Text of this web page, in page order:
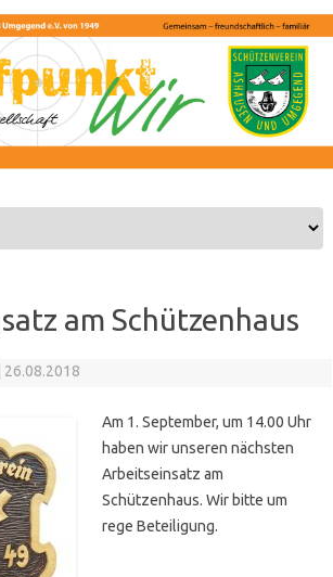
Skip to content
am Schützenhaus
26.08.2018
Am 1. September, um 14.00 Uhr
haben wir unseren nächsten
Arbeitseinsatz am
Schützenhaus. Wir bitte um
rege Beteiligung.